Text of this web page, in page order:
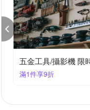
BOSCH 德藝之作
滿99大優惠